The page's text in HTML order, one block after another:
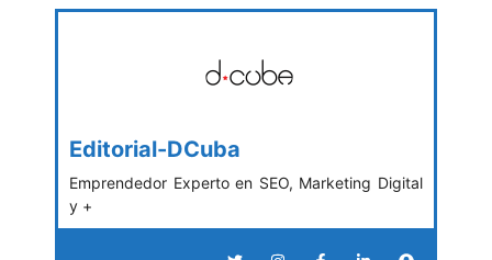
Editorial-DCuba
Emprendedor Experto en SEO, Marketing Digital
y +